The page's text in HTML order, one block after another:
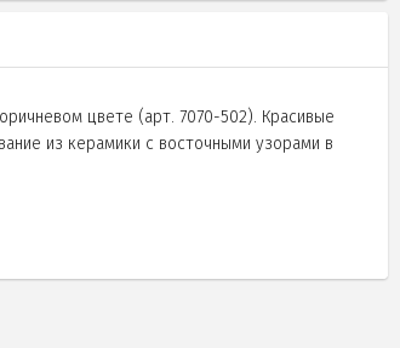
цвете (арт. 7070-502). Красивые
из керамики с восточными узорами в